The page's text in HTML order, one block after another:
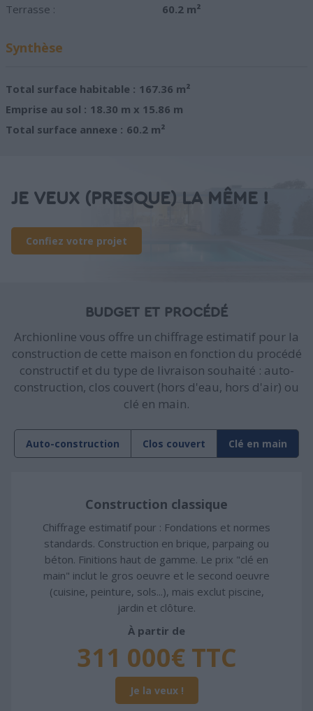
Terrasse : 60.2 m²
Synthèse
Total surface habitable : 167.36 m²
Emprise au sol : 18.30 m x 15.86 m
Total surface annexe : 60.2 m²
JE VEUX (PRESQUE) LA MÊME !
Confiez votre projet
BUDGET ET PROCÉDÉ
Archionline vous offre un chiffrage estimatif pour la
construction de cette maison en fonction du procédé
constructif et du type de livraison souhaité : auto-
construction, clos couvert (hors d'eau, hors d'air) ou
clé en main.
Auto-construction Clos couvert Clé en main
Construction classique
Chiffrage estimatif pour : Fondations et normes
standards. Construction en brique, parpaing ou
béton. Finitions haut de gamme. Le prix "clé en
main" inclut le gros oeuvre et le second oeuvre
(cuisine, peinture, sols...), mais exclut piscine,
jardin et clôture.
À partir de
311 000€ TTC
Je la veux !